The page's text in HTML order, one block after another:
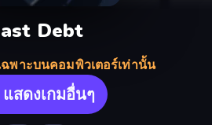
Debt
ฉพาะบนคอมพิวเตอร์เท่านั้น
แสดงเกมอื่นๆ